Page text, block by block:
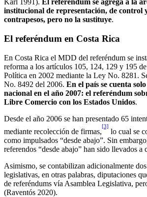
Karl 1991). El referéndum se agrega a la
institucional de representación, de control
contrapesos, pero no la sustituye.
El referéndum en Costa Rica
En Costa Rica el MDD del referéndum se
reforma a los artículos 105, 124, 129 y 195
Política en 2002 mediante la Ley No. 8281.
No. 8492 del 2006. En el país se cuenta
nacional en el año 2007: el referéndum
Libre Comercio con los Estados Unidos.
Desde el año 2006 se han presentado 65
mediante recolección de firmas,
[3]
lo cual se
como impulsados “desde abajo”. Sin
referendos “desde abajo” han sido llevados a
Asimismo, se contabilizan adicionalmente
legislativas, en otras palabras, diputaciones
de referéndums vía Asamblea Legislativa,
(Raventós 2020).